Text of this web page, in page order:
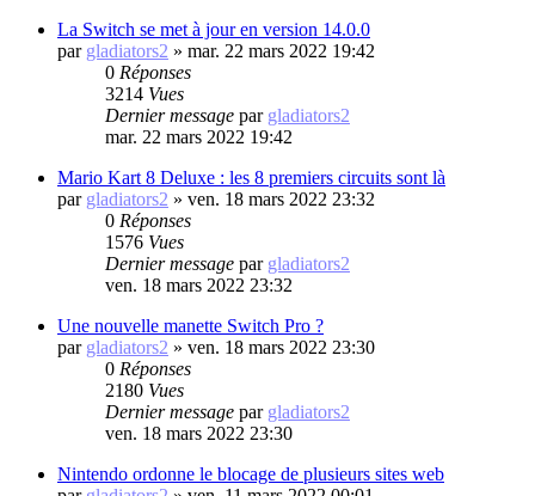
La Switch se met à jour en version 14.0.0
par gladiators2 » mar. 22 mars 2022 19:42
0 Réponses
3214 Vues
Dernier message par gladiators2
mar. 22 mars 2022 19:42
Mario Kart 8 Deluxe : les 8 premiers circuits sont là
par gladiators2 » ven. 18 mars 2022 23:32
0 Réponses
1576 Vues
Dernier message par gladiators2
ven. 18 mars 2022 23:32
Une nouvelle manette Switch Pro ?
par gladiators2 » ven. 18 mars 2022 23:30
0 Réponses
2180 Vues
Dernier message par gladiators2
ven. 18 mars 2022 23:30
Nintendo ordonne le blocage de plusieurs sites web